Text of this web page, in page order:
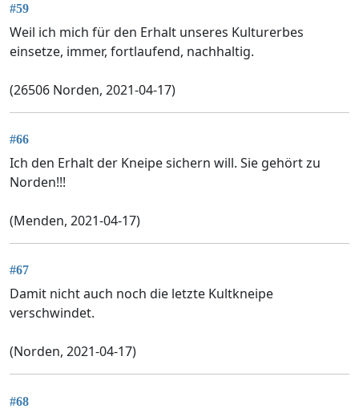
#59
Weil ich mich für den Erhalt unseres Kulturerbes
einsetze, immer, fortlaufend, nachhaltig.
(26506 Norden, 2021-04-17)
#66
Ich den Erhalt der Kneipe sichern will. Sie gehört zu
Norden!!!
(Menden, 2021-04-17)
#67
Damit nicht auch noch die letzte Kultkneipe
verschwindet.
(Norden, 2021-04-17)
#68